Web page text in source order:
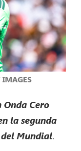
IMAGES
Cero
la segunda
Mundial.